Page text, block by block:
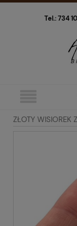
Tel.: 734
ZŁOTY WISIOREK